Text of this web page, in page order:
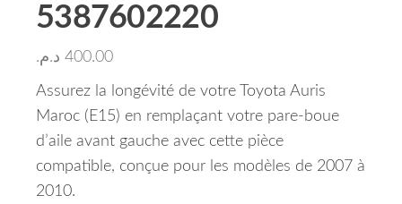
5387602220
400.00 د.م.
Assurez la longévité de votre Toyota Auris
Maroc (E15) en remplaçant votre pare-boue
d’aile avant gauche avec cette pièce
compatible, conçue pour les modèles de 2007 à
2010.